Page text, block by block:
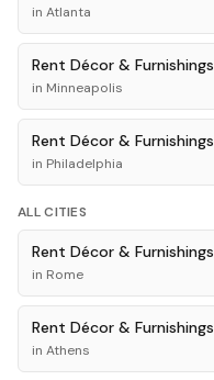
in Atlanta
Rent Décor & Furnishings
in Minneapolis
Rent Décor & Furnishings
in Philadelphia
ALL CITIES
Rent Décor & Furnishings
in Rome
Rent Décor & Furnishings
in Athens